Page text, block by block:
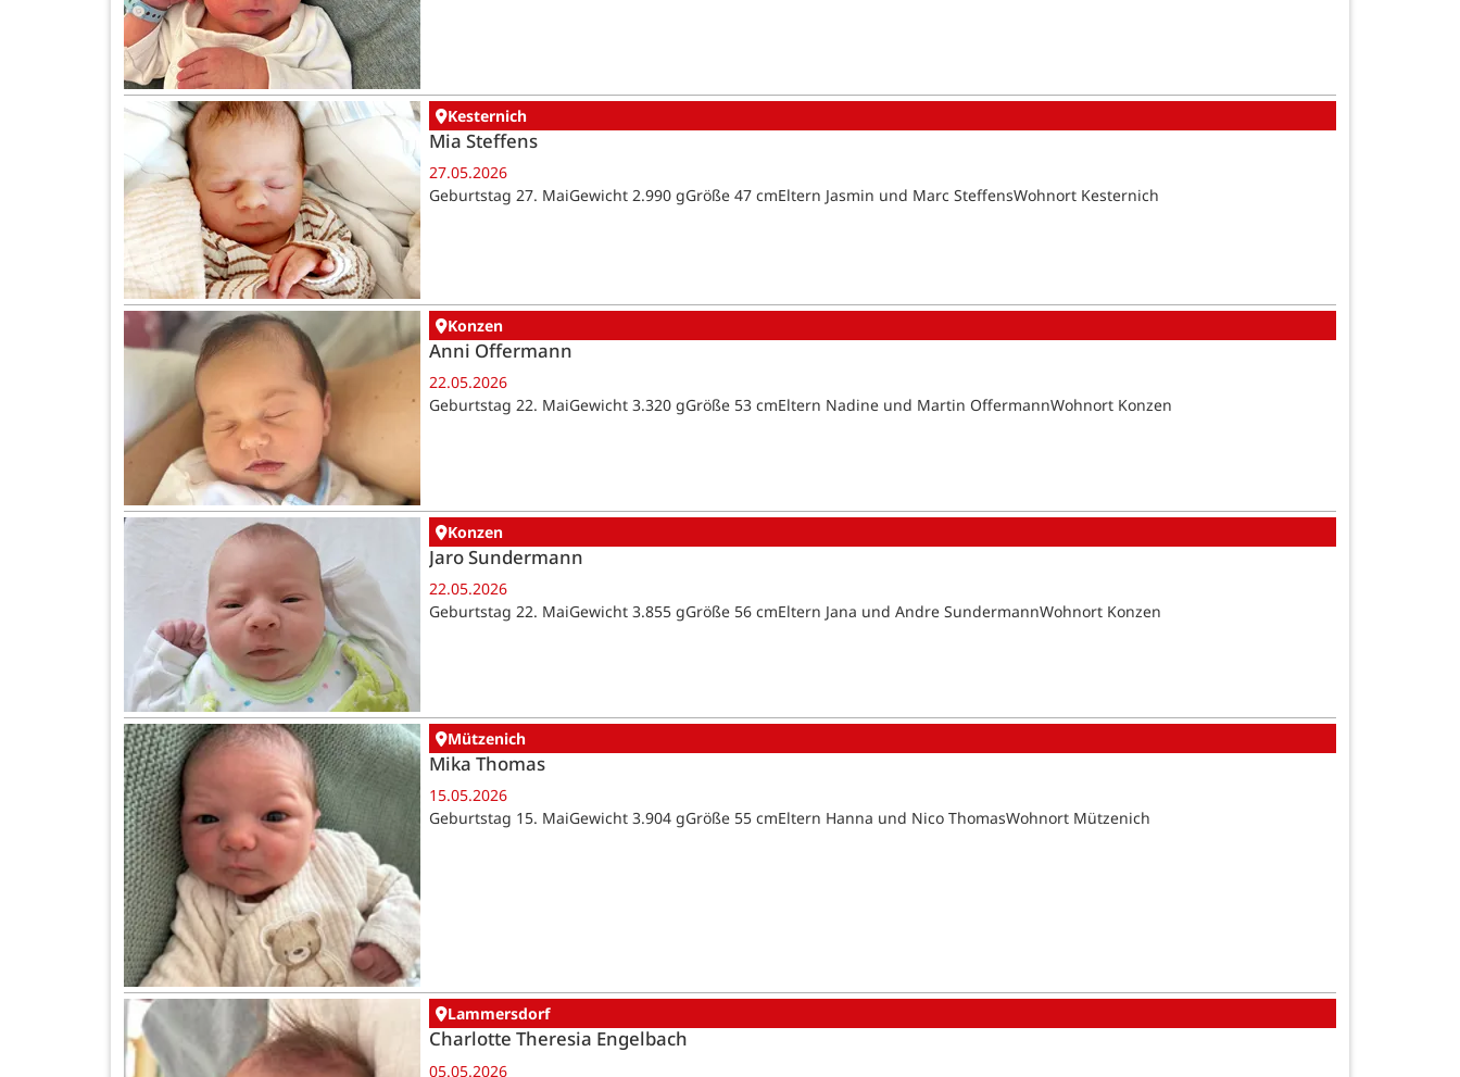
Kesternich
Mia Steffens
27.05.2026
Geburtstag 27. MaiGewicht 2.990 gGröße 47 cmEltern Jasmin und Marc SteffensWohnort Kesternich
Konzen
Anni Offermann
22.05.2026
Geburtstag 22. MaiGewicht 3.320 gGröße 53 cmEltern Nadine und Martin OffermannWohnort Konzen
Konzen
Jaro Sundermann
22.05.2026
Geburtstag 22. MaiGewicht 3.855 gGröße 56 cmEltern Jana und Andre SundermannWohnort Konzen
Mützenich
Mika Thomas
15.05.2026
Geburtstag 15. MaiGewicht 3.904 gGröße 55 cmEltern Hanna und Nico ThomasWohnort Mützenich
Lammersdorf
Charlotte Theresia Engelbach
05.05.2026